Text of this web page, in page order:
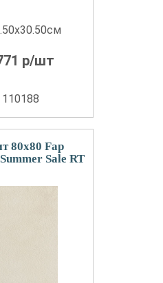
р/шт
110188
80x80 Fap
Sale RT